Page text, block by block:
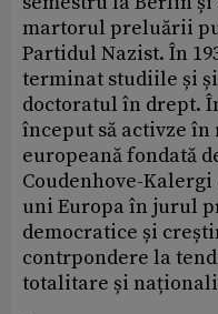
martorul preluării
Partidul Nazist. În
terminat studiile și
doctoratul în drept.
început să activze în
europeană fondată
Coudenhove-
uni Europa în jurul
democratice și
contrpondere la
totalitare și